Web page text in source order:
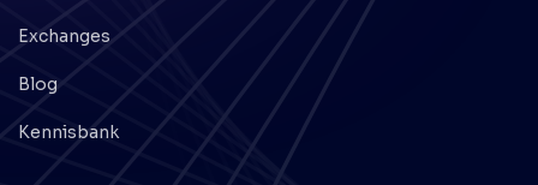
Exchanges
Blog
Kennisbank